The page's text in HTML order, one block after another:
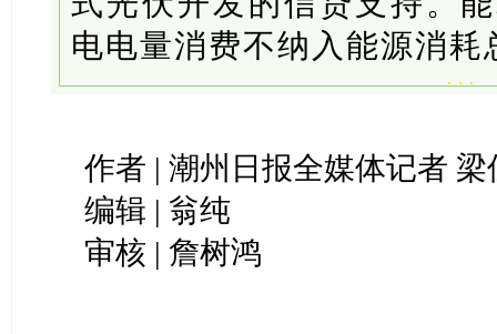
电电量消费不纳入能源消
作者 | 潮州日报全媒体记者
编辑 | 翁纯
审核 | 詹树鸿